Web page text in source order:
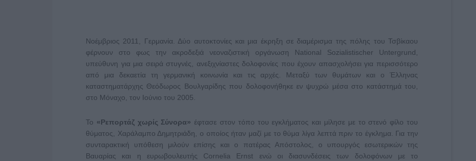
Νοέμβριος 2011, Γερμανία. Δύο αυτοκτονίες και μια έκρηξη σε διαμέρισμα της πόλης του Τσβίκαου
φέρνουν στο φως την ακροδεξιά νεοναζιστική οργάνωση National Sozialistischer Untergrund,
υπεύθυνη για μια σειρά στυγνές, ανεξιχνίαστες δολοφονίες που έχουν απασχολήσει για περισσότερο
από μια δεκαετία τη γερμανική κοινωνία και τις αρχές. Μεταξύ των θυμάτων και ο Έλληνας
καταστηματάρχης Θεόδωρος Βουλγαρίδης που δολοφονήθηκε εν ψυχρώ μέσα στο κατάστημά του,
στο Μόναχο, τον Ιούνιο του 2005.
Το «Ρεπορτάζ χωρίς Σύνορα» έφτασε στον τόπο του εγκλήματος και μίλησε με το στενό φίλο του
θύματος, Χαράλαμπο Δημητριάδη, ο οποίος ήταν μαζί με το θύμα λίγα λεπτά πριν το έγκλημα. Για την
συνταρακτική υπόθεση μιλούν επίσης και ο πατέρας Απόστολος, ο υπουργός εσωτερικών της
Βαυαρίας και η ευρωβουλευτής Cornelia Ernst ενώ οι διασυνδέσεις των δολοφόνων με το